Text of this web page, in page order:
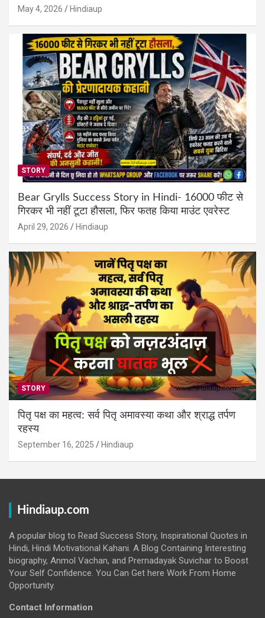
May 4, 2026 Hindiaup
STORY
Bear Grylls Success Story in Hindi- 16000 फीट से
गिरकर भी नहीं टूटा हौसला, फिर फतह किया माउंट एवरेस्ट
April 29, 2026 Hindiaup
STORY
पितृ पक्ष का महत्व: सर्व पितृ अमावस्या कथा और श्राद्ध तर्पण
रहस्य
September 16, 2025 Hindiaup
Hindiaup.com
A popular blog to Read Success Story, Inspirational Quotes in
Hindi, Hindi Motivational Kahani. A Blog Containing Interesting
biography, Anmol Vachan, and Prernadayak Suvichar to Boost
Your Self Confidence. You Can Get here Work From Home
Opportunity.
Contact Information